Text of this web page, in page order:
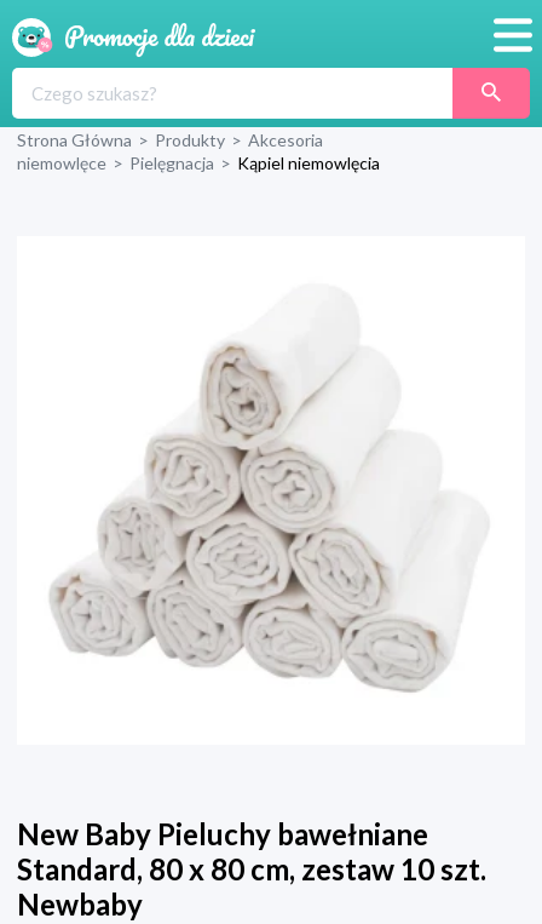
Produkty
Strona Główna > Produkty > Akcesoria
niemowlęce > Pielęgnacja > Kąpiel niemowlęcia
New Baby Pieluchy bawełniane
Standard, 80 x 80 cm, zestaw 10 szt.
Newbaby